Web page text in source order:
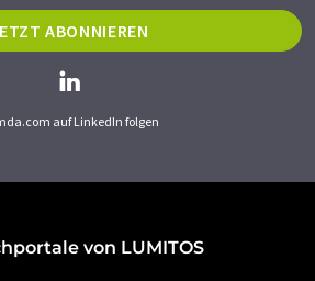
ABONNIEREN
auf LinkedIn folgen
von LUMITOS